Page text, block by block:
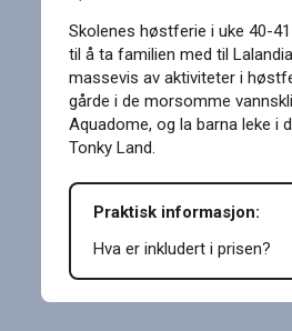
Skolenes høstferie i uke 40-
til å ta familien med til
massevis av aktiviteter i
gårde i de morsomme
Aquadome, og la barna leke i
Tonky Land.
Praktisk informasjon:
Hva er inkludert i prisen?